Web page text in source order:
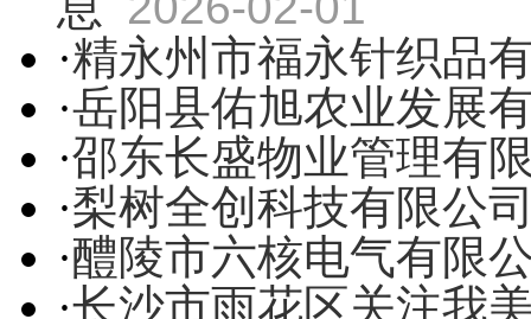
·精永州市福永针织品
·岳阳县佑旭农业发展
·邵东长盛物业管理有
·梨树全创科技有限公
·醴陵市六核电气有限
·长沙市雨花区关注我